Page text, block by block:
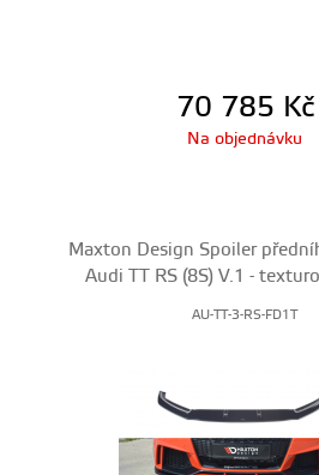
70 785 Kč
Na objednávku
Maxton Design Spoiler
Audi TT RS (8S) V.1 -
AU-TT-3-RS-FD1T